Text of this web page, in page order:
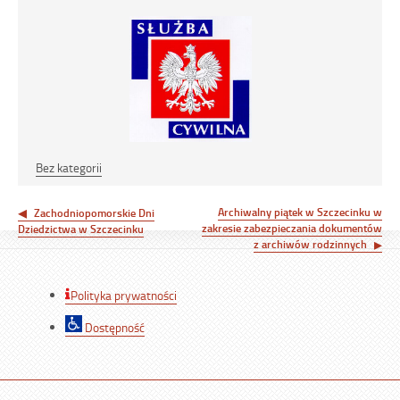
Bez kategorii
Nawigacja
wpisu
Zachodniopomorskie Dni
Dziedzictwa w Szczecinku
Archiwalny piątek w Szczecinku w
zakresie zabezpieczania dokumentów
z archiwów rodzinnych
Polityka prywatności
Dostępność